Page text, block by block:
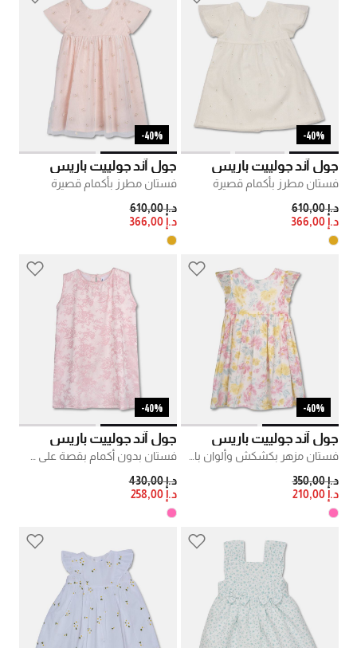
40%-
جول آند جولييت باريس
فستان مطرز بأكمام قصيرة
PRICE REDUCED FROM
د.إ 610,00
TO
د.إ 366,00
40%-
جول آند جولييت باريس
فستان مطرز بأكمام قصيرة
PRICE REDUCED FROM
د.إ 610,00
TO
د.إ 366,00
40%-
جول آند جولييت باريس
PRICE REDUCED FROM
د.إ 350,00
TO
د.إ 210,00
40%-
جول آند جولييت باريس
PRICE REDUCED FROM
د.إ 430,00
TO
د.إ 258,00